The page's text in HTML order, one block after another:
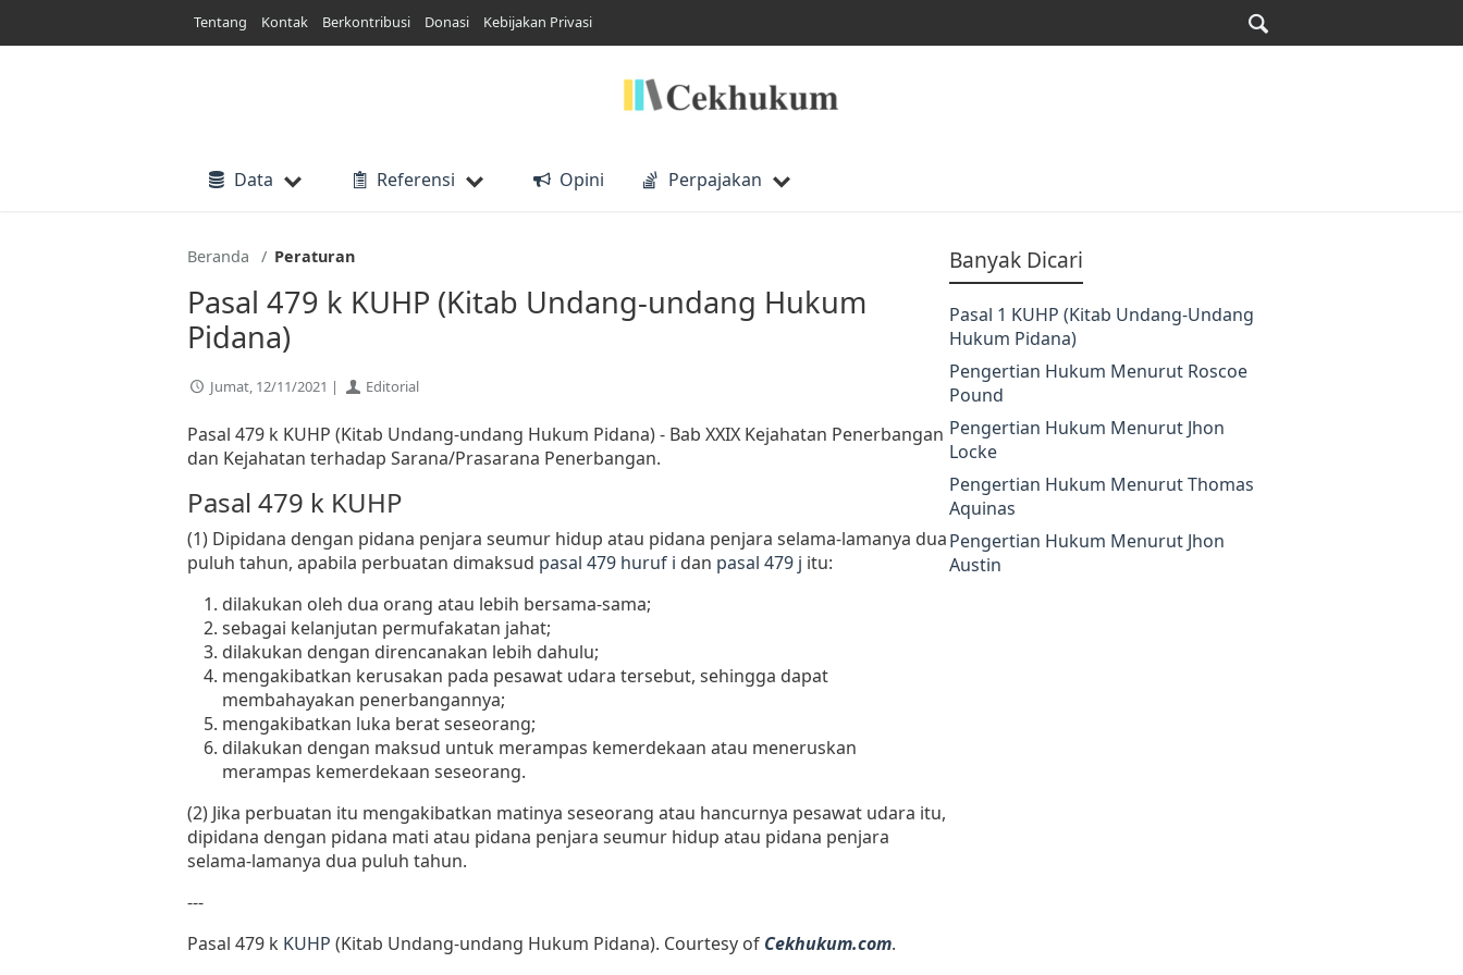
Tentang Kontak Berkontribusi Donasi Kebijakan Privasi
Data Referensi Opini Perpajakan
Beranda Peraturan
Pasal 479 k KUHP (Kitab Undang-undang Hukum
Pidana)
Jumat, 12/11/2021 | Editorial
Pasal 479 k KUHP (Kitab Undang-undang Hukum Pidana) - Bab XXIX Kejahatan Penerbangan
dan Kejahatan terhadap Sarana/Prasarana Penerbangan.
Pasal 479 k KUHP
(1) Dipidana dengan pidana penjara seumur hidup atau pidana penjara selama-lamanya dua
puluh tahun, apabila perbuatan dimaksud pasal 479 huruf i dan pasal 479 j itu:
dilakukan oleh dua orang atau lebih bersama-sama;
sebagai kelanjutan permufakatan jahat;
dilakukan dengan direncanakan lebih dahulu;
mengakibatkan kerusakan pada pesawat udara tersebut, sehingga dapat
membahayakan penerbangannya;
mengakibatkan luka berat seseorang;
dilakukan dengan maksud untuk merampas kemerdekaan atau meneruskan
merampas kemerdekaan seseorang.
(2) Jika perbuatan itu mengakibatkan matinya seseorang atau hancurnya pesawat udara itu,
dipidana dengan pidana mati atau pidana penjara seumur hidup atau pidana penjara
selama-lamanya dua puluh tahun.
---
Pasal 479 k KUHP (Kitab Undang-undang Hukum Pidana). Courtesy of Cekhukum.com.
Banyak Dicari
Pasal 1 KUHP (Kitab Undang-Undang
Hukum Pidana)
Pengertian Hukum Menurut Roscoe
Pound
Pengertian Hukum Menurut Jhon
Locke
Pengertian Hukum Menurut Thomas
Aquinas
Pengertian Hukum Menurut Jhon
Austin